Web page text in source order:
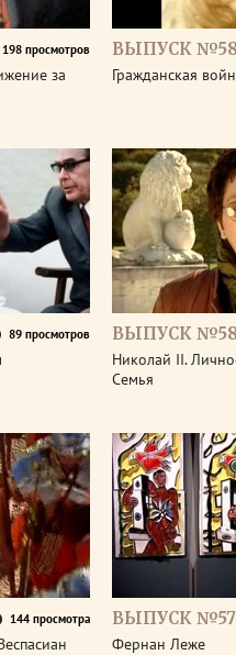
198 просмотров
за
ВЫПУСК
Гражданская
89 просмотров ВЫПУСК
Николай II.
Семья
144 просмотра ВЫПУСК
Фернан Леже